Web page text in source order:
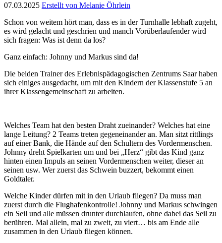
07.03.2025 Erstellt von Melanie Öhrlein
Schon von weitem hört man, dass es in der Turnhalle lebhaft zugeht,
es wird gelacht und geschrien und manch Vorüberlaufender wird
sich fragen: Was ist denn da los?
Ganz einfach: Johnny und Markus sind da!
Die beiden Trainer des Erlebnispädagogischen Zentrums Saar haben
sich einiges ausgedacht, um mit den Kindern der Klassenstufe 5 an
ihrer Klassengemeinschaft zu arbeiten.
Welches Team hat den besten Draht zueinander? Welches hat eine
lange Leitung? 2 Teams treten gegeneinander an. Man sitzt rittlings
auf einer Bank, die Hände auf den Schultern des Vordermenschen.
Johnny dreht Spielkarten um und bei „Herz“ gibt das Kind ganz
hinten einen Impuls an seinen Vordermenschen weiter, dieser an
seinen usw. Wer zuerst das Schwein buzzert, bekommt einen
Goldtaler.
Welche Kinder dürfen mit in den Urlaub fliegen? Da muss man
zuerst durch die Flughafenkontrolle! Johnny und Markus schwingen
ein Seil und alle müssen drunter durchlaufen, ohne dabei das Seil zu
berühren. Mal allein, mal zu zweit, zu viert… bis am Ende alle
zusammen in den Urlaub fliegen können.